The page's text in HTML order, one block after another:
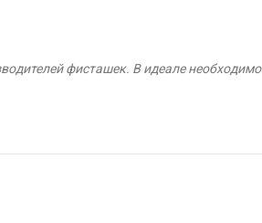
фисташек. В идеале необходимо